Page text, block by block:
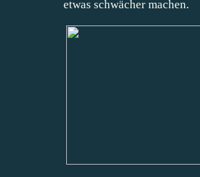
etwas schwächer machen.